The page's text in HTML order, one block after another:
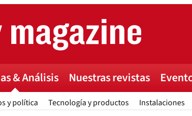
& Análisis
y política Tecnología y productos Instalaciones
Nuestras revistas